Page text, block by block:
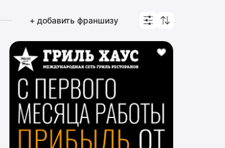
+ добавить франшизу